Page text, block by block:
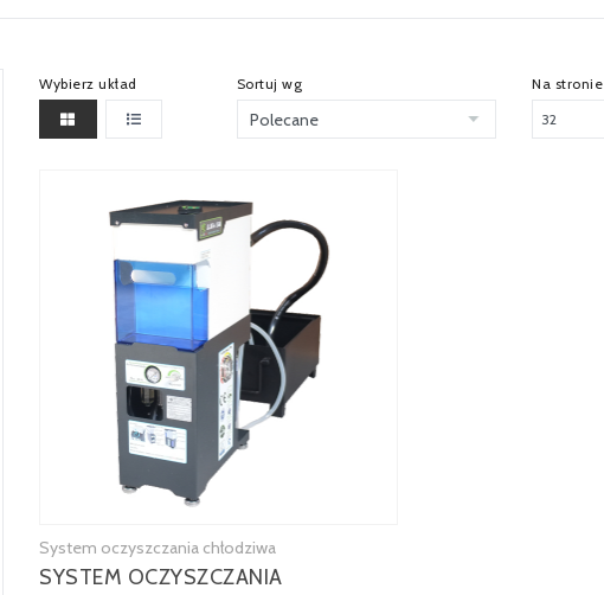
Wybierz układ Sortuj wg Na stronie
Zobacz więcej
System oczyszczania chłodziwa
SYSTEM OCZYSZCZANIA